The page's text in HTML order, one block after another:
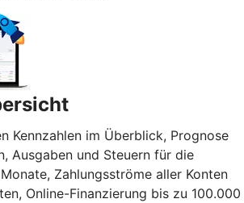
Kennzahlen im Überblick, Prognose
Ausgaben und Steuern für die
Zahlungsströme aller Konten
Online-Finanzierung bis zu 100.000